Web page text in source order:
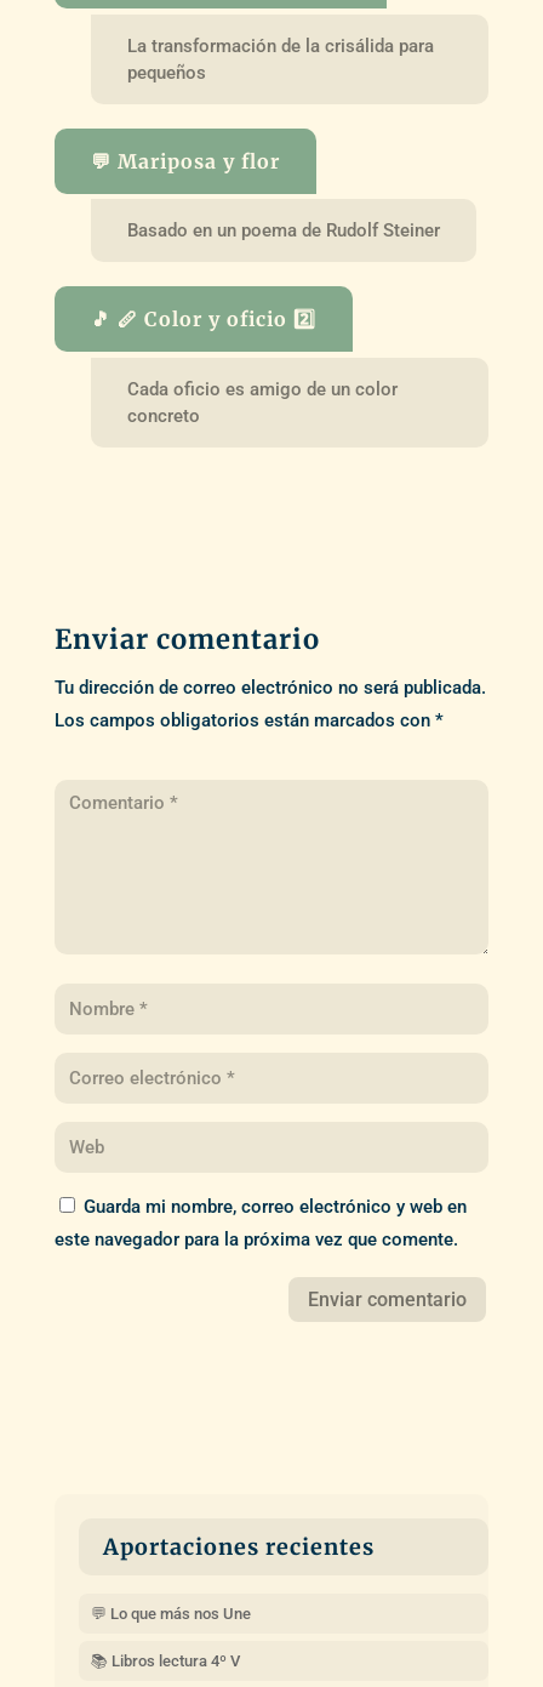
La transformación de la crisálida para
pequeños
💬 Mariposa y flor
Basado en un poema de Rudolf Steiner
🎵 🪈 Color y oficio 2️⃣
Cada oficio es amigo de un color
concreto
Enviar comentario
Tu dirección de correo electrónico no será publicada.
Los campos obligatorios están marcados con *
Guarda mi nombre, correo electrónico y web en
este navegador para la próxima vez que comente.
Aportaciones recientes
💬 Lo que más nos Une
📚 Libros lectura 4º V